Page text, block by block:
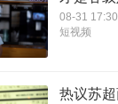
08-31 17:30
短视频
热议苏